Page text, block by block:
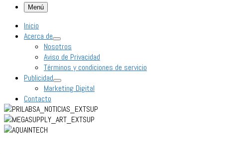
Menú
Inicio
Acerca de
Nosotros
Aviso de Privacidad
Términos y condiciones de servicio
Publicidad
Marketing Digital
Contacto